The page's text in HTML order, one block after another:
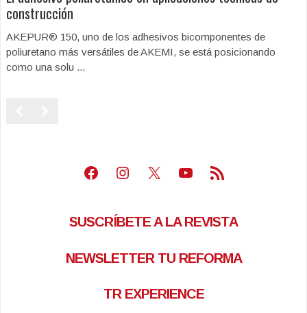
construcción
AKEPUR® 150, uno de los adhesivos bicomponentes de
poliuretano más versátiles de AKEMI, se está posicionando
como una solu ...
Facebook
Instagram
X Youtube
Feed RSS
SUSCRÍBETE A LA REVISTA
NEWSLETTER TU REFORMA
TR EXPERIENCE